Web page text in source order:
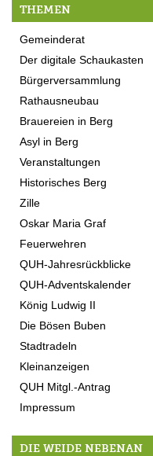
THEMEN
Gemeinderat
Der digitale Schaukasten
Bürgerversammlung
Rathausneubau
Brauereien in Berg
Asyl in Berg
Veranstaltungen
Historisches Berg
Zille
Oskar Maria Graf
Feuerwehren
QUH-Jahresrückblicke
QUH-Adventskalender
König Ludwig II
Die Bösen Buben
Stadtradeln
Kleinanzeigen
QUH Mitgl.-Antrag
Impressum
DIE WEIDE NEBENAN